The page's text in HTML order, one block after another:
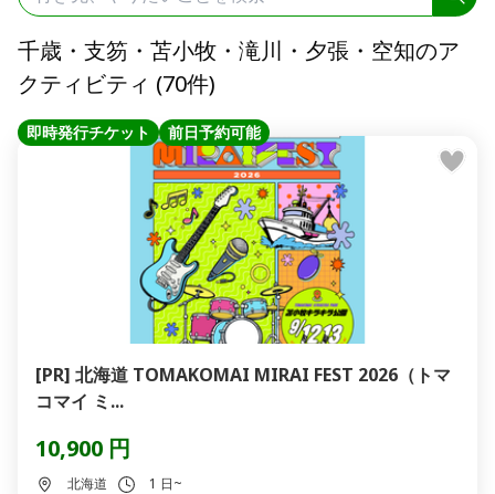
千歳・支笏・苫小牧・滝川・夕張・空知のア
クティビティ (70件)
即時発行チケット 前日予約可能
[PR] 北海道 TOMAKOMAI MIRAI FEST 2026（トマ
コマイ ミ...
10,900 円
北海道 1 日~